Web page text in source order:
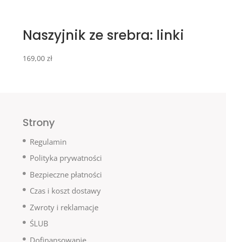
Naszyjnik ze srebra: linki
169,00 zł
Strony
Regulamin
Polityka prywatności
Bezpieczne płatności
Czas i koszt dostawy
Zwroty i reklamacje
ŚLUB
Dofinansowanie